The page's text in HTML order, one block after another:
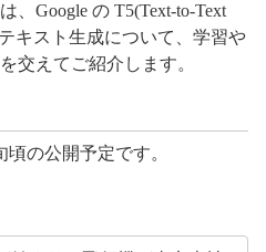
、Google の T5(Text-to-Text
テキスト生成について、学習や
交えてご紹介します。
の公開予定です。